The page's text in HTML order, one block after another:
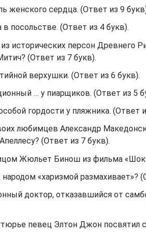
женского сердца. (Ответ из 9
в посольстве. (Ответ из 4 букв).
из исторических персон Древнего
(Ответ из 7 букв).
верхушки. (Ответ из 6 букв).
… у пиарщиков. (Ответ из 5
гордости у пляжника. (Ответ
любимцев Александр
(Ответ из 7 букв).
Жюльет Бинош из фильма
«харизмой размахивает»?
доктор, отказавшийся от
певец Элтон Джон посвятил